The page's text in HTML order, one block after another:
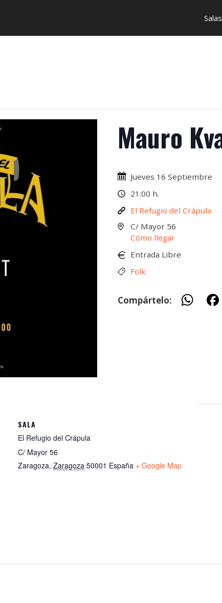
Salas
Mauro
Jueves 16 Septiembre
21:00 h.
El Refugio del Crápula
C/ Mayor 56
Cómo llegar
Entrada Libre
Folk
Compártelo: W
p
SALA
El Refugio del Crápula
C/ Mayor 56
Zaragoza, Zaragoza 50001 España + Google Map